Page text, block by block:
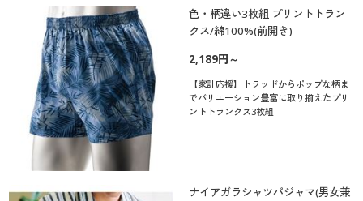
色・柄違い3枚組 プリントトラン
クス/綿100%(前開き)
2,189円～
【家計応援】トラッドからポップな柄ま
でバリエーション豊富に取り揃えたプリ
ントトランクス3枚組
ナイアガラシャツパジャマ(男女兼